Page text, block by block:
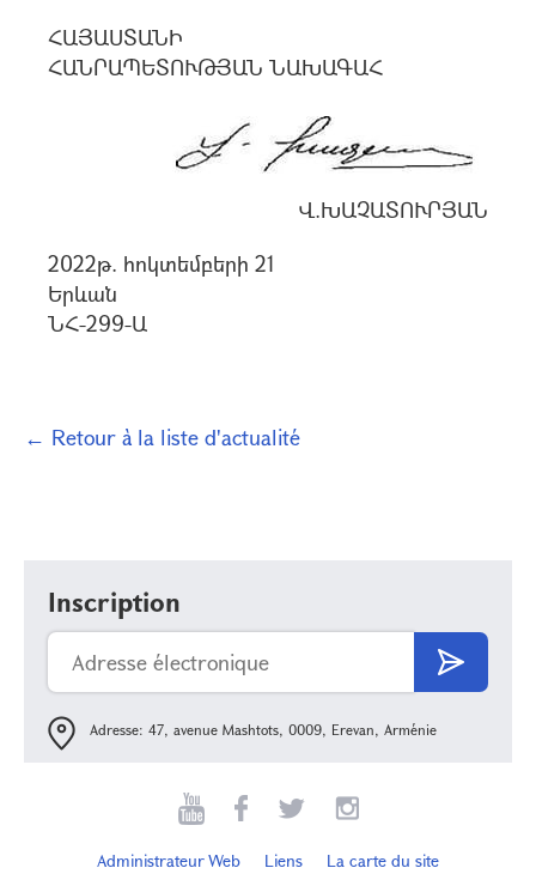
ՀԱՅԱՍՏԱՆԻ
ՀԱՆՐԱՊԵՏՈՒԹՅԱՆ ՆԱԽԱԳԱՀ
Վ.ԽԱՉԱՏՈՒՐՅԱՆ
2022թ. հոկտեմբերի 21
Երևան
ՆՀ-299-Ա
← Retour à la liste d'actualité
Inscription
Adresse: 47, avenue Mashtots, 0009, Erevan, Arménie
Administrateur Web Liens La carte du site